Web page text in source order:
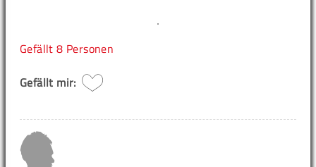
Gefällt8 Personen
Gefällt mir: